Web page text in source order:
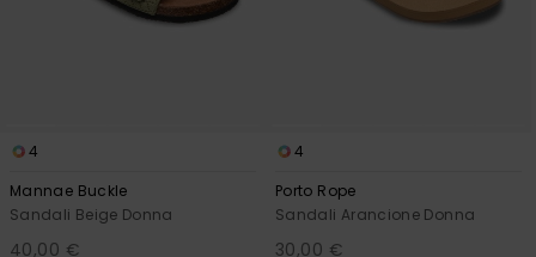
4
Mannae Buckle
Sandali Beige Donna
40,00 €
4
Porto Rope
Sandali Arancione Donna
30,00 €